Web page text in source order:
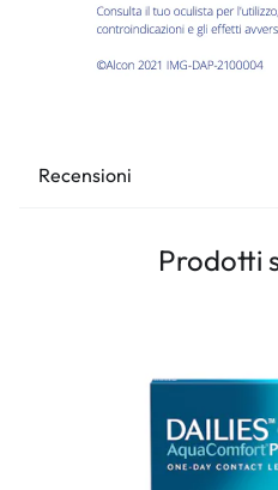
Recensioni
Prodotti